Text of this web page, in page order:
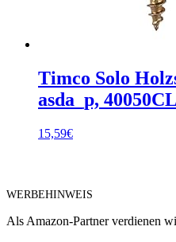
Timco Solo
asda_p,
15,59€
WERBEHINWEIS
Als Amazon-Partner verdienen